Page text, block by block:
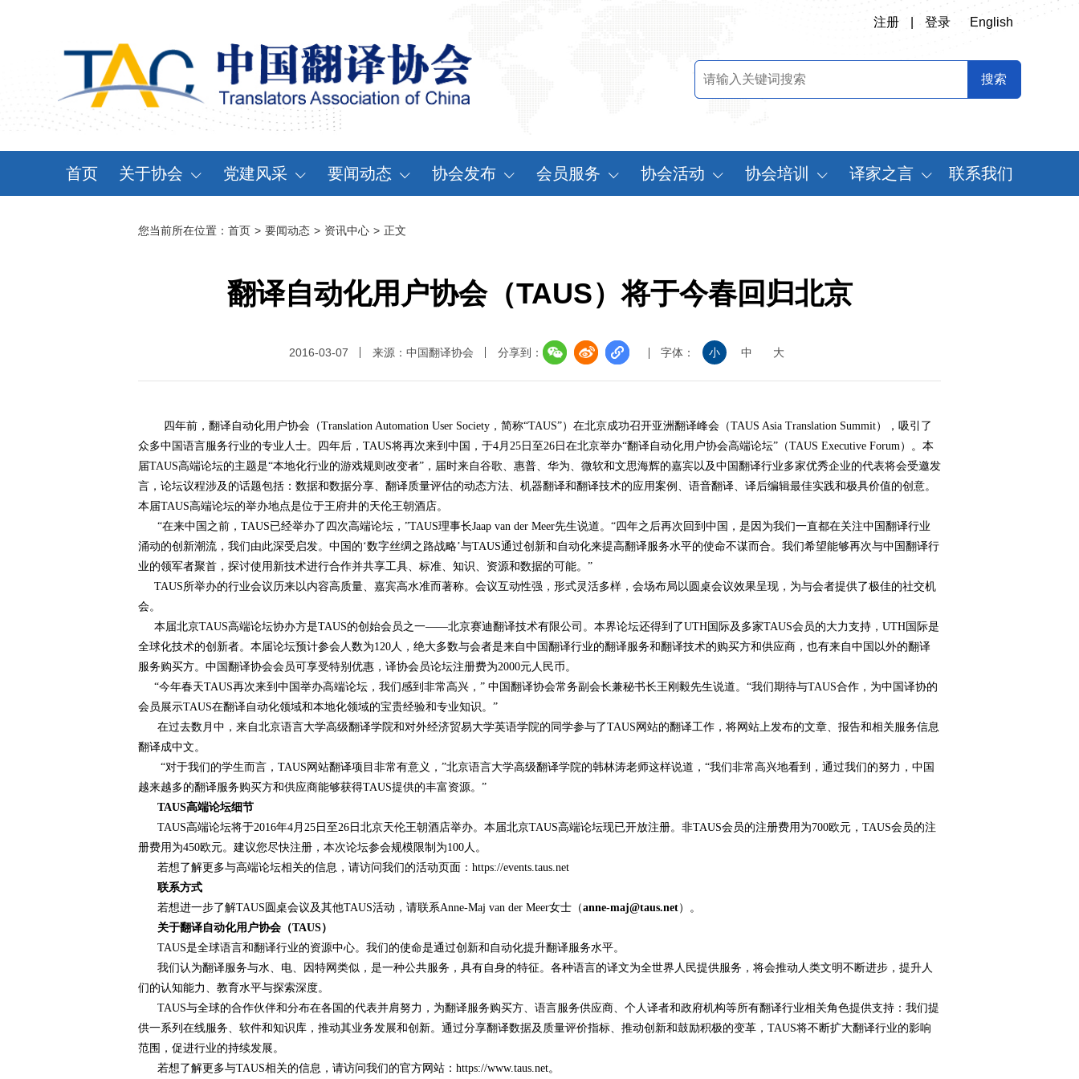
注册 登录 English
首页 关于协会
历届会员代表大会
党建风采
学习天地
要闻动态
会员动态
协会发布
认证服务
会员服务
缴费说明
注册须知
协会活动
亚太翻译论坛
翻译中国·拥抱世
全国口译大赛
韩素音国际翻译大
赛
全国翻译技术大赛
协会培训 译家之言
《中国翻译》摘要
联系我们
您当前所在位置： 首页 > 要闻动态 > 资讯中心 > 正文
翻译自动化用户协会（TAUS）将于今春回归北京
2016-03-07 来源：中国翻译协会 分享到： 字体： 小 中 大
四年前，翻译自动化用户协会（Translation Automation User Society，简称“TAUS”）在北京成功召开亚洲翻译峰会（TAUS Asia Translation Summit），吸引了
众多中国语言服务行业的专业人士。四年后，TAUS将再次来到中国，于4月25日至26日在北京举办“翻译自动化用户协会高端论坛”（TAUS Executive Forum）。本
届TAUS高端论坛的主题是“本地化行业的游戏规则改变者”，届时来自谷歌、惠普、华为、微软和文思海辉的嘉宾以及中国翻译行业多家优秀企业的代表将会受邀发
言，论坛议程涉及的话题包括：数据和数据分享、翻译质量评估的动态方法、机器翻译和翻译技术的应用案例、语音翻译、译后编辑最佳实践和极具价值的创意。
本届TAUS高端论坛的举办地点是位于王府井的天伦王朝酒店。
“在来中国之前，TAUS已经举办了四次高端论坛，”TAUS理事长Jaap van der Meer先生说道。“四年之后再次回到中国，是因为我们一直都在关注中国翻译行业
涌动的创新潮流，我们由此深受启发。中国的‘数字丝绸之路战略’与TAUS通过创新和自动化来提高翻译服务水平的使命不谋而合。我们希望能够再次与中国翻译行
业的领军者聚首，探讨使用新技术进行合作并共享工具、标准、知识、资源和数据的可能。”
TAUS所举办的行业会议历来以内容高质量、嘉宾高水准而著称。会议互动性强，形式灵活多样，会场布局以圆桌会议效果呈现，为与会者提供了极佳的社交机
会。
本届北京TAUS高端论坛协办方是TAUS的创始会员之一——北京赛迪翻译技术有限公司。本界论坛还得到了UTH国际及多家TAUS会员的大力支持，UTH国际是
全球化技术的创新者。本届论坛预计参会人数为120人，绝大多数与会者是来自中国翻译行业的翻译服务和翻译技术的购买方和供应商，也有来自中国以外的翻译
服务购买方。中国翻译协会会员可享受特别优惠，译协会员论坛注册费为2000元人民币。
“今年春天TAUS再次来到中国举办高端论坛，我们感到非常高兴，” 中国翻译协会常务副会长兼秘书长王刚毅先生说道。“我们期待与TAUS合作，为中国译协的
会员展示TAUS在翻译自动化领域和本地化领域的宝贵经验和专业知识。”
在过去数月中，来自北京语言大学高级翻译学院和对外经济贸易大学英语学院的同学参与了TAUS网站的翻译工作，将网站上发布的文章、报告和相关服务信息
翻译成中文。
“对于我们的学生而言，TAUS网站翻译项目非常有意义，”北京语言大学高级翻译学院的韩林涛老师这样说道，“我们非常高兴地看到，通过我们的努力，中国
越来越多的翻译服务购买方和供应商能够获得TAUS提供的丰富资源。”
TAUS高端论坛细节
TAUS高端论坛将于2016年4月25日至26日北京天伦王朝酒店举办。本届北京TAUS高端论坛现已开放注册。非TAUS会员的注册费用为700欧元，TAUS会员的注
册费用为450欧元。建议您尽快注册，本次论坛参会规模限制为100人。
若想了解更多与高端论坛相关的信息，请访问我们的活动页面： https://events.taus.net
联系方式
若想进一步了解TAUS圆桌会议及其他TAUS活动，请联系Anne-Maj van der Meer女士（anne-maj@taus.net）。
关于翻译自动化用户协会（TAUS）
TAUS是全球语言和翻译行业的资源中心。我们的使命是通过创新和自动化提升翻译服务水平。
我们认为翻译服务与水、电、因特网类似，是一种公共服务，具有自身的特征。各种语言的译文为全世界人民提供服务，将会推动人类文明不断进步，提升人
们的认知能力、教育水平与探索深度。
TAUS与全球的合作伙伴和分布在各国的代表并肩努力，为翻译服务购买方、语言服务供应商、个人译者和政府机构等所有翻译行业相关角色提供支持：我们提
供一系列在线服务、软件和知识库，推动其业务发展和创新。通过分享翻译数据及质量评价指标、推动创新和鼓励积极的变革，TAUS将不断扩大翻译行业的影响
范围，促进行业的持续发展。
若想了解更多与TAUS相关的信息，请访问我们的官方网站： https://www.taus.net。